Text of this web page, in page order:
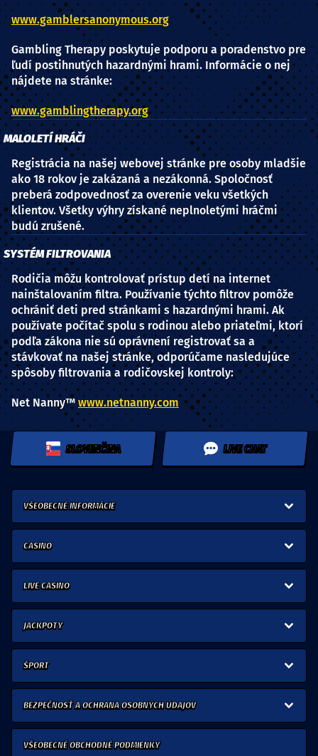
www.gamblersanonymous.org
Gambling Therapy poskytuje podporu a poradenstvo pre
ľudí postihnutých hazardnými hrami. Informácie o nej
nájdete na stránke:
www.gamblingtherapy.org
MALOLETÍ HRÁČI
Registrácia na našej webovej stránke pre osoby mladšie
ako 18 rokov je zakázaná a nezákonná. Spoločnosť
preberá zodpovednosť za overenie veku všetkých
klientov. Všetky výhry získané neplnoletými hráčmi
budú zrušené.
SYSTÉM FILTROVANIA
Rodičia môžu kontrolovať prístup detí na internet
nainštalovaním filtra. Používanie týchto filtrov pomôže
ochrániť deti pred stránkami s hazardnými hrami. Ak
používate počítač spolu s rodinou alebo priateľmi, ktorí
podľa zákona nie sú oprávnení registrovať sa a
stávkovať na našej stránke, odporúčame nasledujúce
spôsoby filtrovania a rodičovskej kontroly:
Net Nanny™www.netnanny.com
SLOVENČINA LIVE CHAT
VŠEOBECNÉ INFORMÁCIE
CASINO
LIVE CASINO
JACKPOTY
ŠPORT
BEZPEČNOSŤ A OCHRANA OSOBNÝCH ÚDAJOV
VŠEOBECNÉ OBCHODNÉ PODMIENKY